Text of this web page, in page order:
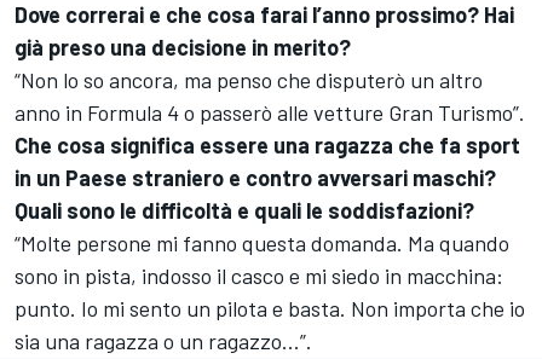
Dove correrai e che cosa farai l’anno prossimo? Hai
già preso una decisione in merito?
“Non lo so ancora, ma penso che disputerò un altro
anno in Formula 4 o passerò alle vetture Gran Turismo”.
Che cosa significa essere una ragazza che fa sport
in un Paese straniero e contro avversari maschi?
Quali sono le difficoltà e quali le soddisfazioni?
“Molte persone mi fanno questa domanda. Ma quando
sono in pista, indosso il casco e mi siedo in macchina:
punto. Io mi sento un pilota e basta. Non importa che io
sia una ragazza o un ragazzo...”.